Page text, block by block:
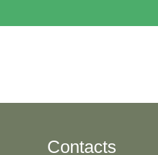
Contacts